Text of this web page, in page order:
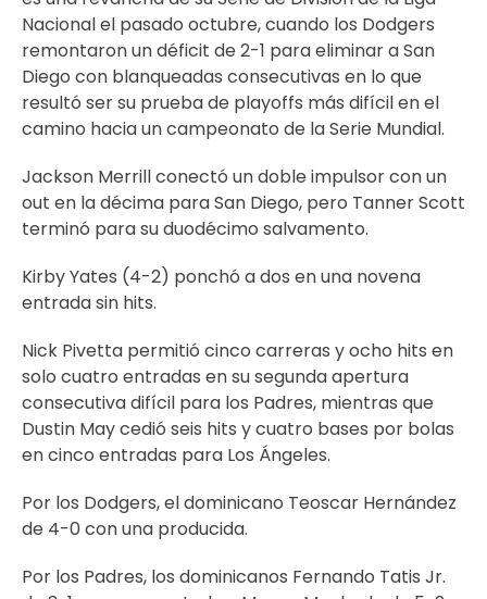
Nacional el pasado octubre, cuando los Dodgers
remontaron un déficit de 2-1 para eliminar a San
Diego con blanqueadas consecutivas en lo que
resultó ser su prueba de playoffs más difícil en el
camino hacia un campeonato de la Serie Mundial.
Jackson Merrill conectó un doble impulsor con un
out en la décima para San Diego, pero Tanner Scott
terminó para su duodécimo salvamento.
Kirby Yates (4-2) ponchó a dos en una novena
entrada sin hits.
Nick Pivetta permitió cinco carreras y ocho hits en
solo cuatro entradas en su segunda apertura
consecutiva difícil para los Padres, mientras que
Dustin May cedió seis hits y cuatro bases por bolas
en cinco entradas para Los Ángeles.
Por los Dodgers, el dominicano Teoscar Hernández
de 4-0 con una producida.
Por los Padres, los dominicanos Fernando Tatis Jr.